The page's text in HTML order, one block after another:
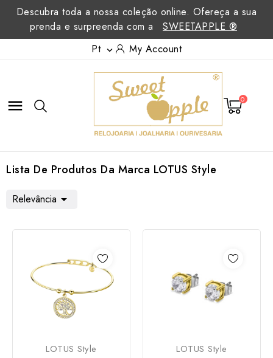
Descubra toda a nossa coleção online. Ofereça a sua
prenda e surpreenda com a
SWEETAPPLE ®
Pt  My Account
 0
Lista De Produtos Da Marca LOTUS Style
Relevância 
LOTUS Style LOTUS Style